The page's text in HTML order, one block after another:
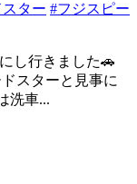
ター #フジスピー
し行きました🚗
スターと見事に
洗車...